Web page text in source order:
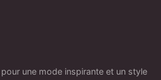
une mode inspirante et un style